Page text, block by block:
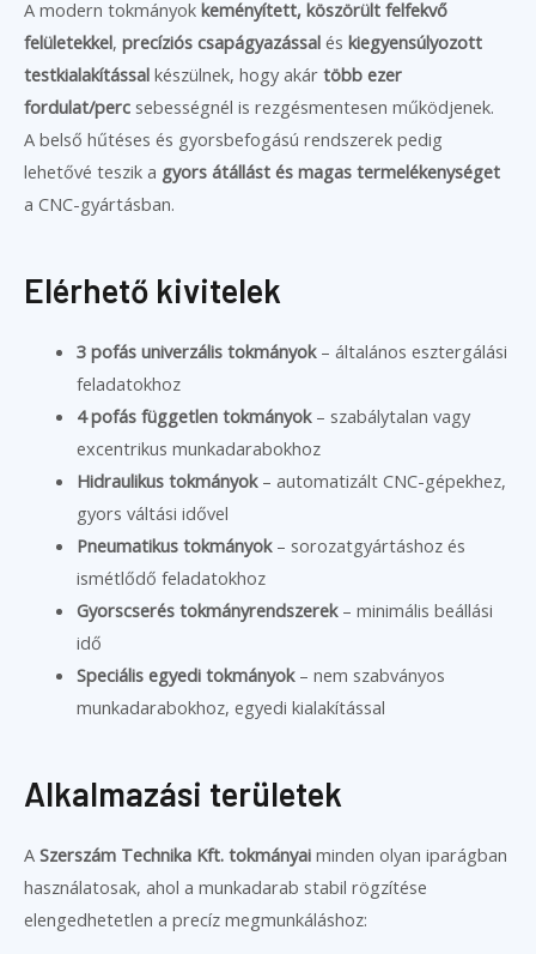
A modern tokmányok keményített, köszörült felfekvő
felületekkel, precíziós csapágyazással és kiegyensúlyozott
testkialakítással készülnek, hogy akár több ezer
fordulat/perc sebességnél is rezgésmentesen működjenek.
A belső hűtéses és gyorsbefogású rendszerek pedig
lehetővé teszik a gyors átállást és magas termelékenységet
a CNC-gyártásban.
Elérhető kivitelek
3 pofás univerzális tokmányok– általános esztergálási
feladatokhoz
4 pofás független tokmányok– szabálytalan vagy
excentrikus munkadarabokhoz
Hidraulikus tokmányok– automatizált CNC-gépekhez,
gyors váltási idővel
Pneumatikus tokmányok– sorozatgyártáshoz és
ismétlődő feladatokhoz
Gyorscserés tokmányrendszerek– minimális beállási
idő
Speciális egyedi tokmányok– nem szabványos
munkadarabokhoz, egyedi kialakítással
Alkalmazási területek
A Szerszám Technika Kft. tokmányai minden olyan iparágban
használatosak, ahol a munkadarab stabil rögzítése
elengedhetetlen a precíz megmunkáláshoz: